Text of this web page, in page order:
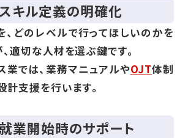
キル定義の明確化
、どのレベルで行ってほしいのかを
適切な人材を選ぶ鍵です。
業では、業務マニュアルやOJT体制
支援を行います。
業開始時のサポート